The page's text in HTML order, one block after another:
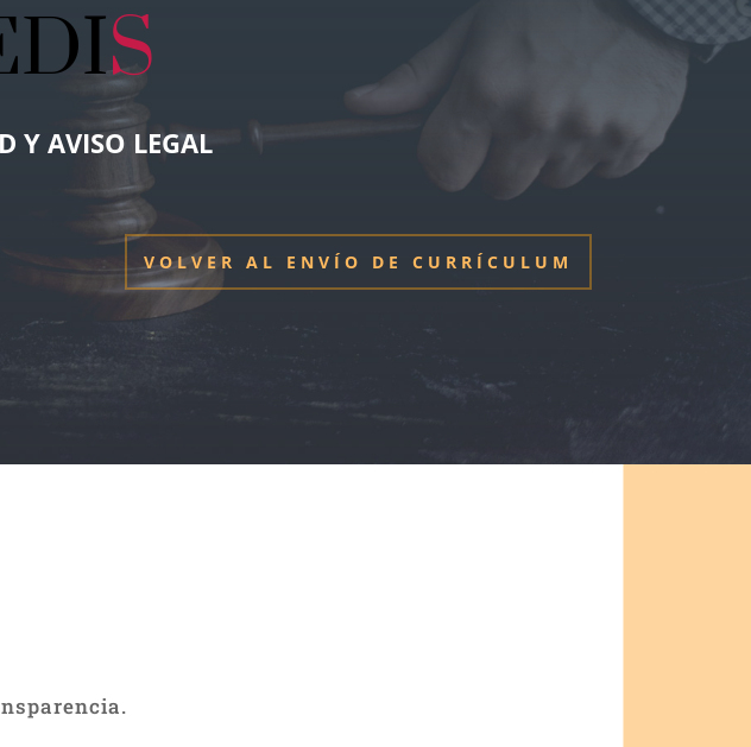
S
Y AVISO LEGAL
VOLVER AL ENVÍO DE CURRÍCULUM